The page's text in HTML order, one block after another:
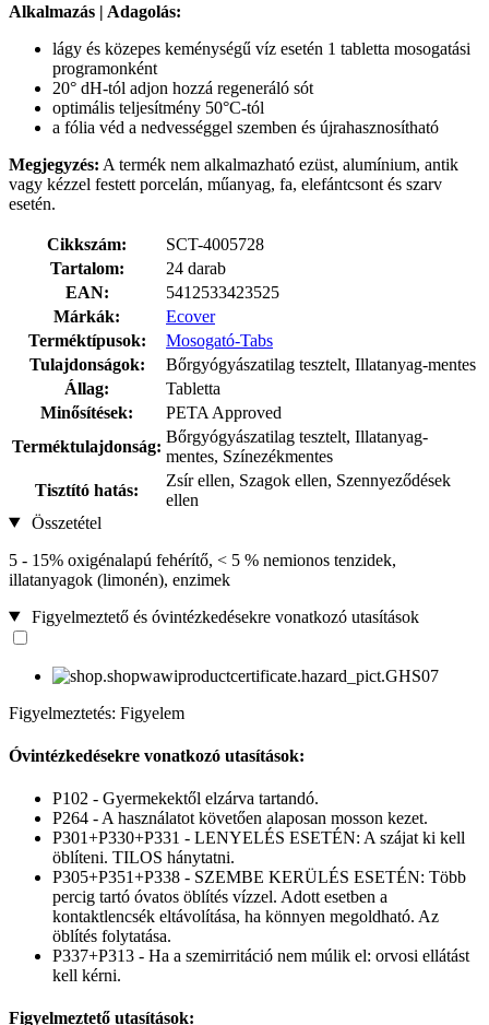
Alkalmazás | Adagolás:
lágy és közepes keménységű víz esetén 1 tabletta mosogatási
programonként
20° dH-tól adjon hozzá regeneráló sót
optimális teljesítmény 50°C-tól
a fólia véd a nedvességgel szemben és újrahasznosítható
Megjegyzés: A termék nem alkalmazható ezüst, alumínium, antik
vagy kézzel festett porcelán, műanyag, fa, elefántcsont és szarv
esetén.
Cikkszám:
SCT-4005728
Tartalom:
24 darab
EAN:
5412533423525
Márkák:
Ecover
Terméktípusok:
Mosogató-Tabs
Tulajdonságok:
Bőrgyógyászatilag tesztelt, Illatanyag-mentes
Állag:
Tabletta
Minősítések:
PETA Approved
Terméktulajdonság:
Bőrgyógyászatilag tesztelt, Illatanyag-
mentes, Színezékmentes
Tisztító hatás:
Zsír ellen, Szagok ellen, Szennyeződések
ellen
Összetétel
5 - 15% oxigénalapú fehérítő, < 5 % nemionos tenzidek,
illatanyagok (limonén), enzimek
Figyelmeztető és óvintézkedésekre vonatkozó utasítások
Figyelmeztetés: Figyelem
Óvintézkedésekre vonatkozó utasítások:
P102 - Gyermekektől elzárva tartandó.
P264 - A használatot követően alaposan mosson kezet.
P301+P330+P331 - LENYELÉS ESETÉN: A szájat ki kell
öblíteni. TILOS hánytatni.
P305+P351+P338 - SZEMBE KERÜLÉS ESETÉN: Több
percig tartó óvatos öblítés vízzel. Adott esetben a
kontaktlencsék eltávolítása, ha könnyen megoldható. Az
öblítés folytatása.
P337+P313 - Ha a szemirritáció nem múlik el: orvosi ellátást
kell kérni.
Figyelmeztető utasítások: